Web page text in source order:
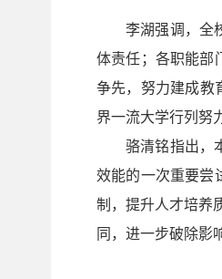
李湖强调，全
体责任；各职能部
争先，努力建成教
界一流大学行列努
骆清铭指出，
效能的一次重要尝
制，提升人才培养
同，进一步破除影